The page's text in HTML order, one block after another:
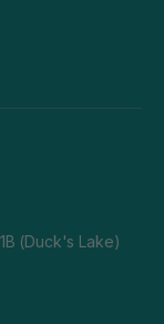
(Duck's Lake)